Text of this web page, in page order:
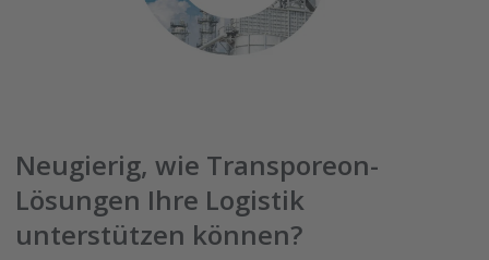
Neugierig, wie Transporeon-
Lösungen Ihre Logistik
unterstützen können?